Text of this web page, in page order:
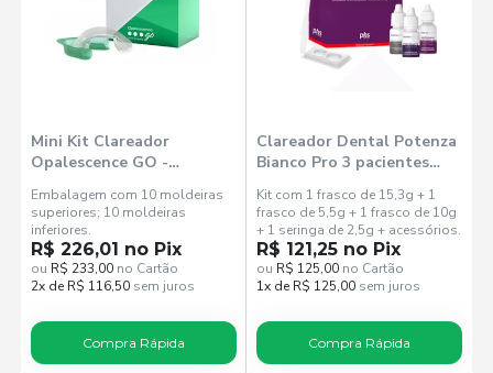
Mini Kit Clareador
Opalescence GO -
Embalagem com 10 moldeiras
superiores; 10 moldeiras
inferiores.
R$ 226,01 no Pix
ou R$ 233,00 no Cartão
2x de R$ 116,50 sem juros
Compra Rápida
Clareador Dental Potenza
Bianco Pro 3 pacientes
Kit com 1 frasco de 15,3g + 1
frasco de 5,5g + 1 frasco de 10g
+ 1 seringa de 2,5g + acessórios.
R$ 121,25 no Pix
ou R$ 125,00 no Cartão
1x de R$ 125,00 sem juros
Compra Rápida